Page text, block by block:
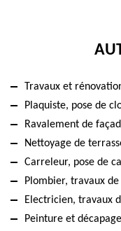
Travaux et
Plaquiste, pose de
Ravalement de
Nettoyage de
Carreleur, pose de
Plombier, travaux
Electricien, travaux
Peinture et